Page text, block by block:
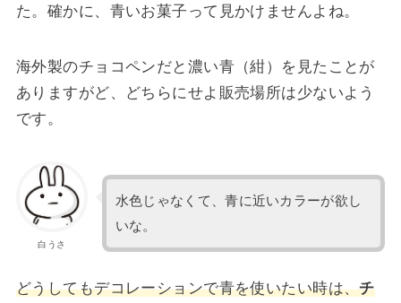
た。確かに、青いお菓子って見かけませんよね。
海外製のチョコペンだと濃い青（紺）を見たことが
ありますがど、どちらにせよ販売場所は少ないよう
です。
白うさ
水色じゃなくて、青に近いカラーが欲し
いな。
どうしてもデコレーションで青を使いたい時は、チ